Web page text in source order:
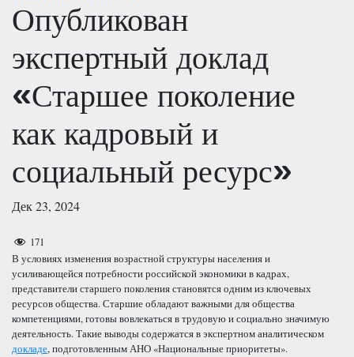
Опубликован
экспертный доклад
«Старшее поколение
как кадровый и
социальный ресурс»
Дек 23, 2024
171
В условиях изменения возрастной структуры населения и
усиливающейся потребности российской экономики в кадрах,
представители старшего поколения становятся одним из ключевых
ресурсов общества. Старшие обладают важными для общества
компетенциями, готовы вовлекаться в трудовую и социально значимую
деятельность. Такие выводы содержатся в экспертном аналитическом
докладе, подготовленным АНО «Национальные приоритеты».